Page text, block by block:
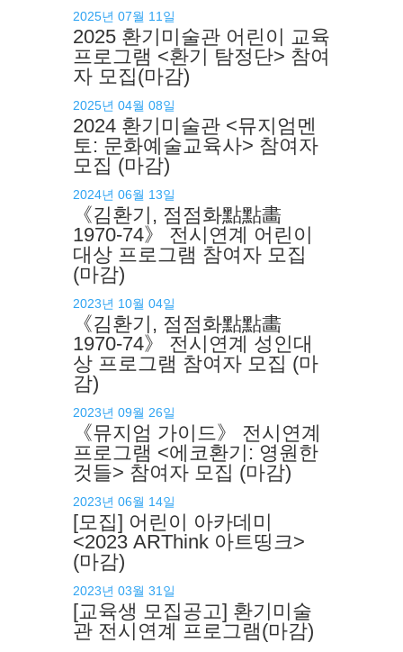
2025년 07월 11일
2025 환기미술관 어린이 교육
프로그램 <환기 탐정단> 참여
자 모집(마감)
2025년 04월 08일
2024 환기미술관 <뮤지엄멘
토: 문화예술교육사> 참여자
모집 (마감)
2024년 06월 13일
《김환기, 점점화點點畵
1970-74》 전시연계 어린이
대상 프로그램 참여자 모집
(마감)
2023년 10월 04일
《김환기, 점점화點點畵
1970-74》 전시연계 성인대
상 프로그램 참여자 모집 (마
감)
2023년 09월 26일
《뮤지엄 가이드》 전시연계
프로그램 <에코환기: 영원한
것들> 참여자 모집 (마감)
2023년 06월 14일
[모집] 어린이 아카데미
<2023 ARThink 아트띵크>
(마감)
2023년 03월 31일
[교육생 모집공고] 환기미술
관 전시연계 프로그램(마감)